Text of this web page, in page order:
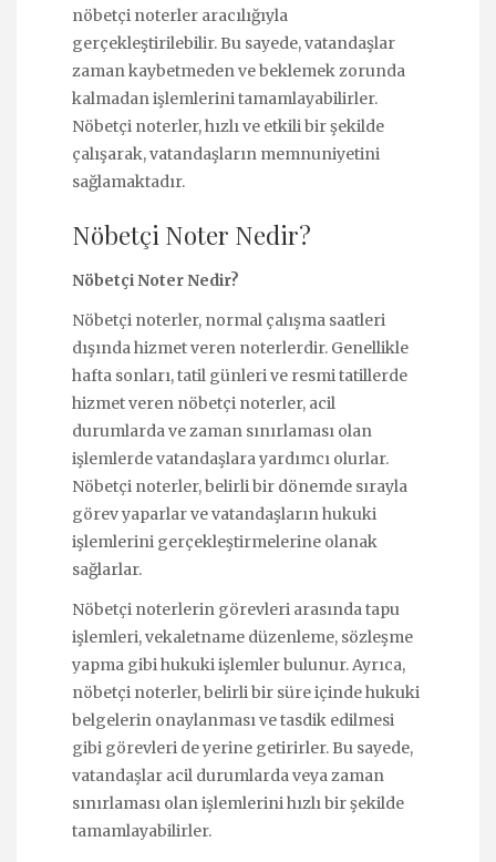
nöbetçi noterler aracılığıyla
gerçekleştirilebilir. Bu sayede, vatandaşlar
zaman kaybetmeden ve beklemek zorunda
kalmadan işlemlerini tamamlayabilirler.
Nöbetçi noterler, hızlı ve etkili bir şekilde
çalışarak, vatandaşların memnuniyetini
sağlamaktadır.
Nöbetçi Noter Nedir?
Nöbetçi Noter Nedir?
Nöbetçi noterler, normal çalışma saatleri
dışında hizmet veren noterlerdir. Genellikle
hafta sonları, tatil günleri ve resmi tatillerde
hizmet veren nöbetçi noterler, acil
durumlarda ve zaman sınırlaması olan
işlemlerde vatandaşlara yardımcı olurlar.
Nöbetçi noterler, belirli bir dönemde sırayla
görev yaparlar ve vatandaşların hukuki
işlemlerini gerçekleştirmelerine olanak
sağlarlar.
Nöbetçi noterlerin görevleri arasında tapu
işlemleri, vekaletname düzenleme, sözleşme
yapma gibi hukuki işlemler bulunur. Ayrıca,
nöbetçi noterler, belirli bir süre içinde hukuki
belgelerin onaylanması ve tasdik edilmesi
gibi görevleri de yerine getirirler. Bu sayede,
vatandaşlar acil durumlarda veya zaman
sınırlaması olan işlemlerini hızlı bir şekilde
tamamlayabilirler.